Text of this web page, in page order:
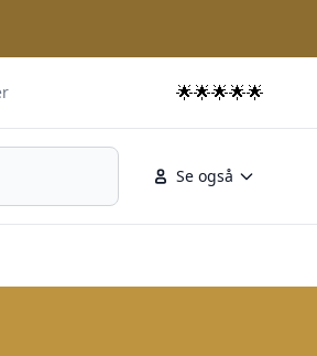
🌟🌟🌟🌟🌟
Se også